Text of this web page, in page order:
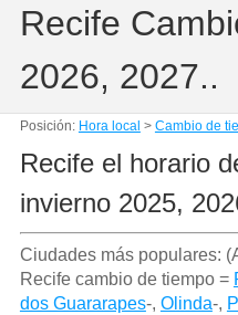
Recife
2026, 2027..
Posición: Hora local > Cambio de
Recife el horario
invierno 2025,
Ciudades más populares:
Recife cambio de tiempo =
dos Guararapes-, Olinda-,